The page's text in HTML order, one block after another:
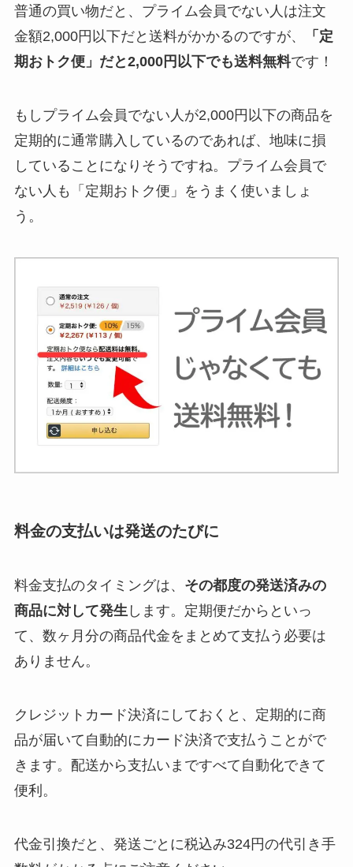
普通の買い物だと、プライム会員でない人は注文
金額2,000円以下だと送料がかかるのですが、
「定
期おトク便」だと2,000円以下でも送料無料です！
もしプライム会員でない人が2,000円以下の商品を
定期的に通常購入しているのであれば、地味に損
していることになりそうですね。プライム会員で
ない人も「定期おトク便」をうまく使いましょ
う。
料金の支払いは発送のたびに
料金支払のタイミングは、 その都度の発送済みの
商品に対して発生します。定期便だからといっ
て、数ヶ月分の商品代金をまとめて支払う必要は
ありません。
クレジットカード決済にしておくと、定期的に商
品が届いて自動的にカード決済で支払うことがで
きます。配送から支払いまですべて自動化できて
便利。
代金引換だと、発送ごとに税込み324円の代引き手